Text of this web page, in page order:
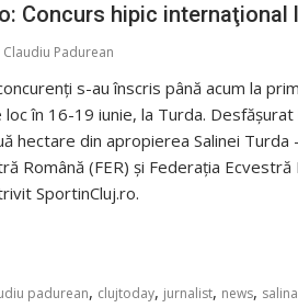
Concurs hipic internaţional
Claudiu Padurean
s-au înscris până acum la
în 16-19 iunie, la Turda.
hectare din apropierea Salinei
Română (FER) și Federația
SportinCluj.ro.
padurean, clujtoday, jurnalist, news, salina